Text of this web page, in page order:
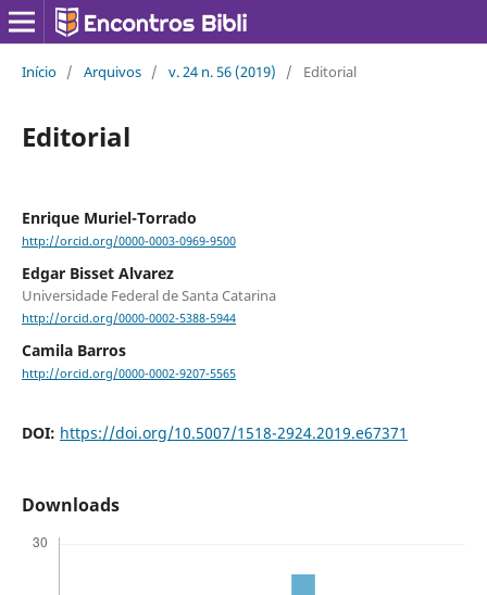
Início / Arquivos / v. 24 n. 56 (2019) / Editorial
Editorial
Enrique Muriel-Torrado
http://orcid.org/0000-0003-0969-9500
Edgar Bisset Alvarez
Universidade Federal de Santa Catarina
http://orcid.org/0000-0002-5388-5944
Camila Barros
http://orcid.org/0000-0002-9207-5565
DOI: https://doi.org/10.5007/1518-2924.2019.e67371
Downloads